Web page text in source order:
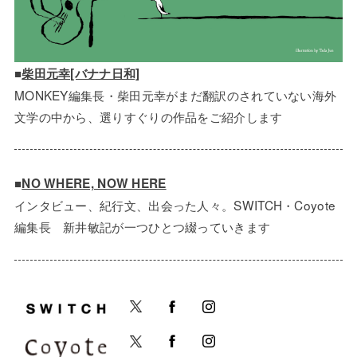
■柴田元幸[バナナ日和]
MONKEY編集長・柴田元幸がまだ翻訳のされていない海外
文学の中から、選りすぐりの作品をご紹介します
■NO WHERE, NOW HERE
インタビュー、紀行文、出会った人々。SWITCH・Coyote
編集長 新井敏記が一つひとつ綴っていきます